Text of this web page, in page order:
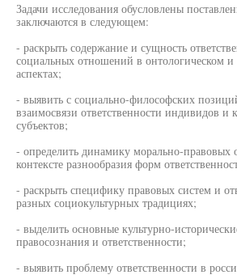
Задачи исследования обусловлены
заключаются в следующем:
- раскрыть содержание и сущность
социальных отношений в онтологическом и
аспектах;
- выявить с социально-философских
взаимосвязи ответственности индивидов и
субъектов;
- определить динамику морально-правовых
контексте разнообразия форм
- раскрыть специфику правовых систем и
разных социокультурных традициях;
- выделить основные культурно-
правосознания и ответственности;
- выявить проблему ответственности в